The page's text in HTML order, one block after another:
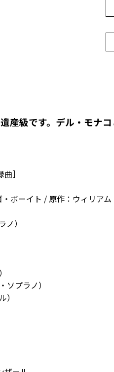
産級です。デル・モナ
］
ボーイト / 原作：ウィリアム
）
プラノ）